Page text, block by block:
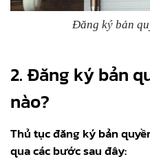
Đăng ký bản
2. Đăng ký bản
nào?
Thủ tục đăng ký bản
qua các bước sau đây: